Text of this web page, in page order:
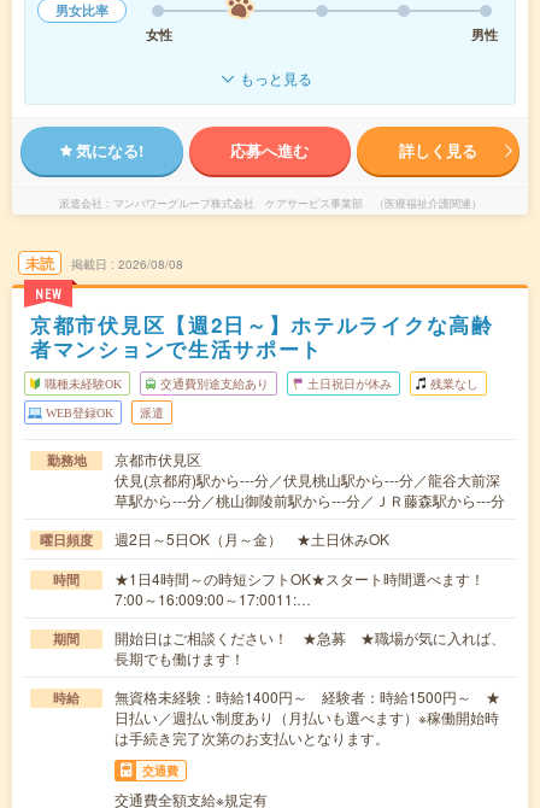
男女比率
女性
男性
もっと見る
気になる! 応募へ進む 詳しく見る
派遣会社 マンパワーグループ株式会社 ケアサービス事業部 （医療福祉介護関連）
未読
NEW
掲載日 2026/08/08
京都市伏見区【週2日～】ホテルライクな高齢
者マンションで生活サポート
職種未経験OK 交通費別途支給あり 土日祝日が休み 残業なし
WEB登録OK 派遣
勤務地
京都市伏見区
伏見(京都府)駅から---分／伏見桃山駅から---分／龍谷大前深
草駅から---分／桃山御陵前駅から---分／ＪＲ藤森駅から---分
曜日頻度 週2日～5日OK（月～金） ★土日休みOK
時間
★1日4時間～の時短シフトOK★スタート時間選べます！
7:00～16:009:00～17:0011:…
期間
開始日はご相談ください！ ★急募 ★職場が気に入れば、
長期でも働けます！
時給
無資格未経験：時給1400円～ 経験者：時給1500円～ ★
日払い／週払い制度あり（月払いも選べます）※稼働開始時
は手続き完了次第のお支払いとなります。
交通費
交通費全額支給※規定有